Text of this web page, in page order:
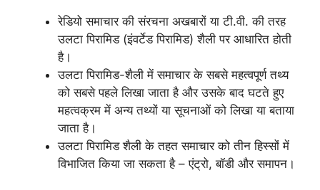
रेडियो समाचार की संरचना अखबारों या टी.वी. की तरह
उलटा पिरामिड (इंवर्टेड पिरामिड) शैली पर आधारित होती
है।
उलटा पिरामिड-शैली में समाचार के सबसे महत्वपूर्ण तथ्य
को सबसे पहले लिखा जाता है और उसके बाद घटते हुए
महत्वक्रम में अन्य तथ्यों या सूचनाओं को लिखा या बताया
जाता है।
उलटा पिरामिड शैली के तहत समाचार को तीन हिस्सों में
विभाजित किया जा सकता है – एंट्रो, बॉडी और समापन।